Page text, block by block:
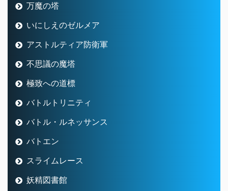
万魔の塔
いにしえのゼルメア
アストルティア防衛軍
不思議の魔塔
極致への道標
バトルトリニティ
バトル・ルネッサンス
バトエン
スライムレース
妖精図書館